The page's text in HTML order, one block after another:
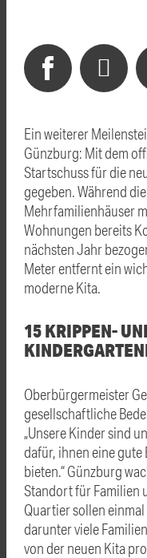
Ein weiterer
Günzburg: Mit dem
Startschuss für die
gegeben. Während
Mehrfamilienhäuser
Wohnungen bereits
nächsten Jahr
Meter entfernt ein
moderne Kita.
15 KRIPPEN-
Oberbürgermeister
gesellschaftliche
„Unsere Kinder sind
dafür, ihnen eine
bieten.“ Günzburg
Standort für Familien
Quartier sollen
darunter viele
von der neuen Kita